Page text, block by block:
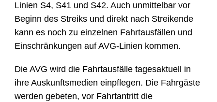
Linien S4, S41 und S42. Auch unmittelbar vor
Beginn des Streiks und direkt nach Streikende
kann es noch zu einzelnen Fahrtausfällen und
Einschränkungen auf AVG-Linien kommen.
Die AVG wird die Fahrtausfälle tagesaktuell in
ihre Auskunftsmedien einpflegen. Die Fahrgäste
werden gebeten, vor Fahrtantritt die